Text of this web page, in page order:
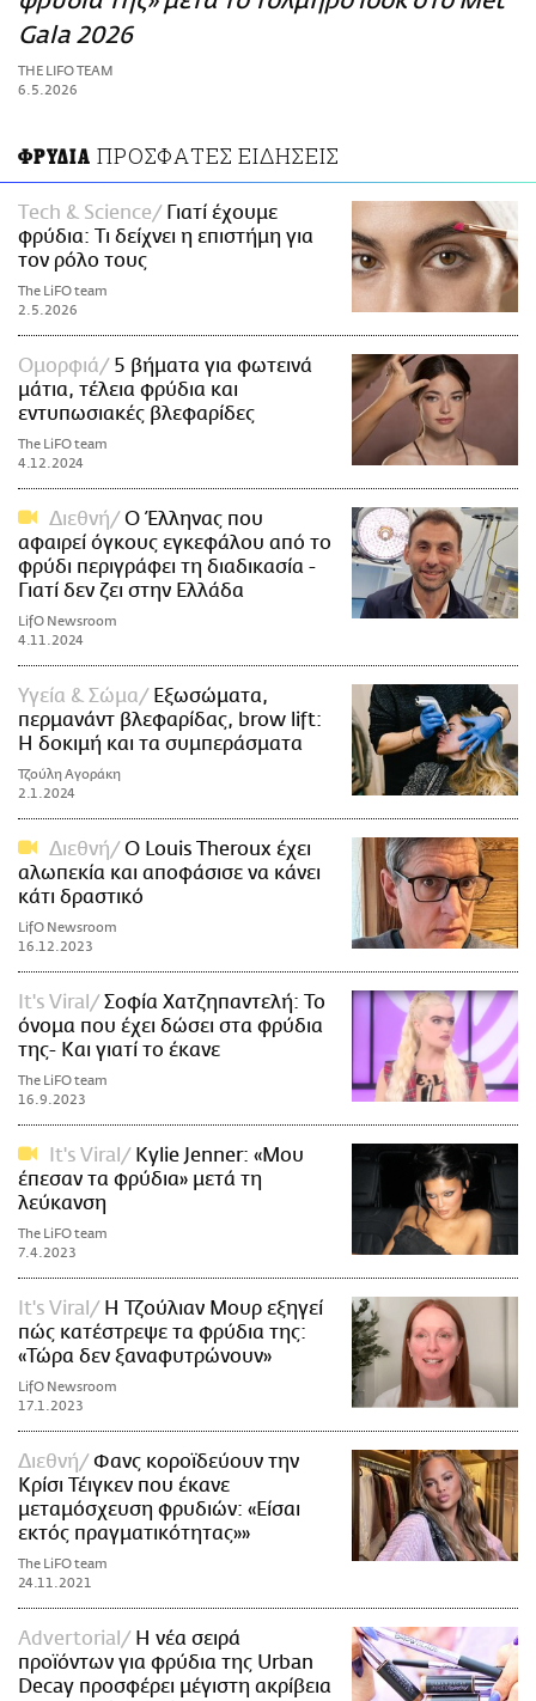
ΑΜΠΑ
PRINT
Gala 2026
THE LIFO TEAM
6.5.2026
ΦΡΥΔΙΑ ΠΡΟΣΦΑΤΕΣ ΕΙΔΗΣΕΙΣ
Τech & Science
Γιατί έχουμε
φρύδια: Τι δείχνει η επιστήμη για
τον ρόλο τους
The LiFO team
2.5.2026
Ομορφιά
5 βήματα για φωτεινά
μάτια, τέλεια φρύδια και
εντυπωσιακές βλεφαρίδες
The LiFO team
4.12.2024
Διεθνή
Ο Έλληνας που
αφαιρεί όγκους εγκεφάλου από το
φρύδι περιγράφει τη διαδικασία -
Γιατί δεν ζει στην Ελλάδα
LifO Newsroom
4.11.2024
Υγεία & Σώμα
Εξωσώματα,
περμανάντ βλεφαρίδας, brow lift:
H δοκιμή και τα συμπεράσματα
Τζούλη Αγοράκη
2.1.2024
Διεθνή
Ο Louis Theroux έχει
αλωπεκία και αποφάσισε να κάνει
κάτι δραστικό
LifO Newsroom
16.12.2023
It's Viral
Σοφία Χατζηπαντελή: Το
όνομα που έχει δώσει στα φρύδια
της- Και γιατί το έκανε
The LiFO team
16.9.2023
It's Viral
Kylie Jenner: «Μου
έπεσαν τα φρύδια» μετά τη
λεύκανση
The LiFO team
7.4.2023
It's Viral
Η Τζούλιαν Μουρ εξηγεί
πώς κατέστρεψε τα φρύδια της:
«Τώρα δεν ξαναφυτρώνουν»
LifO Newsroom
17.1.2023
Διεθνή
Φανς κοροϊδεύουν την
Κρίσι Τέιγκεν που έκανε
μεταμόσχευση φρυδιών: «Είσαι
εκτός πραγματικότητας»»
The LiFO team
24.11.2021
Advertorial
Η νέα σειρά
προϊόντων για φρύδια της Urban
Decay προσφέρει μέγιστη ακρίβεια